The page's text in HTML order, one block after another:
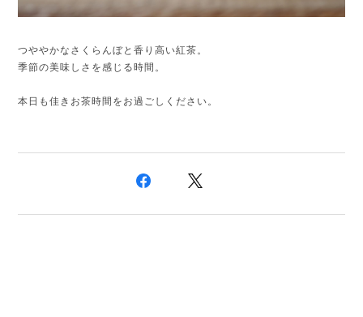
つややかなさくらんぼと香り高い紅茶。
季節の美味しさを感じる時間。
本日も佳きお茶時間をお過ごしください。